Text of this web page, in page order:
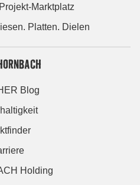
Marktplatz
Platten. Dielen
Blog
Holding